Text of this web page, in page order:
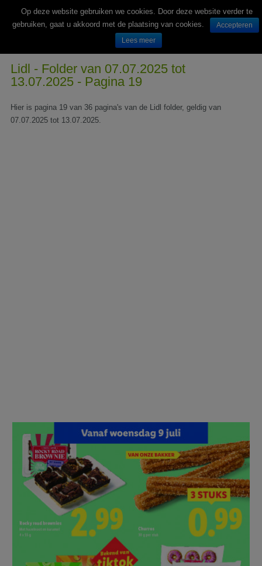
Wekelijks nieuwe folders van Nederlandse supermarkten en winkels
Lidl - Folder van 07.07.2025 tot
13.07.2025 - Pagina 19
Hier is pagina 19 van 36 pagina's van de Lidl folder, geldig van
07.07.2025 tot 13.07.2025.
Op deze website gebruiken we cookies. Door deze website verder te
gebruiken, gaat u akkoord met de plaatsing van cookies.
Accepteren
Lees meer